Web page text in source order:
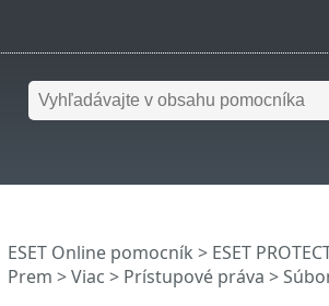
ESET Online pomocník > ESET
Prem >Viac > Prístupové práva >